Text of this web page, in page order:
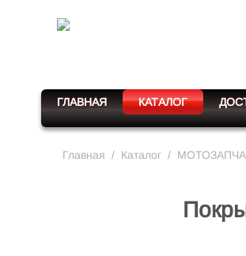
ГЛАВНАЯ КАТАЛОГ
Главная / Каталог /